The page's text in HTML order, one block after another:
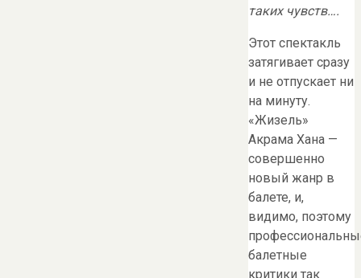
таких чувств….
Этот спектакль
затягивает сразу
и не отпускает ни
на минуту.
«Жизель»
Акрама Хана —
совершенно
новый жанр в
балете, и,
видимо, поэтому
балетные
критики так